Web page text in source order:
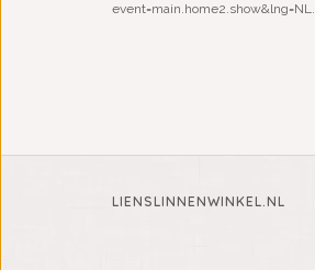
event=main.home2.show&lng=NL.
LIENSLINNENWINKEL.NL